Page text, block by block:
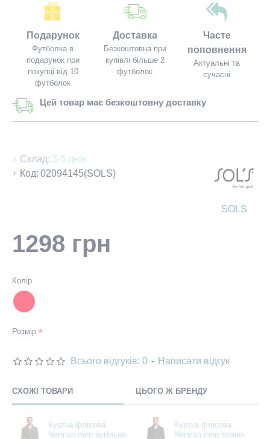
Подарунок
Футболка в
подарунок при
покупці від 10
футболок
Доставка
Безкоштовна при
купівлі більше 2
футболок
Часте
поповнення
Актуальні та
сучасні
Цей товар має безкоштовну доставку
Склад: 3-5 днів
Код: 02094145(SOLS)
SOLS
Всього відгуків: 0 - Написати відгук
1298 грн
Колір
Розмір
СХОЖІ ТОВАРИ ЦЬОГО Ж БРЕНДУ
Куртка флісова
Norman men вугільно-
Куртка флісова
Norman men темно-